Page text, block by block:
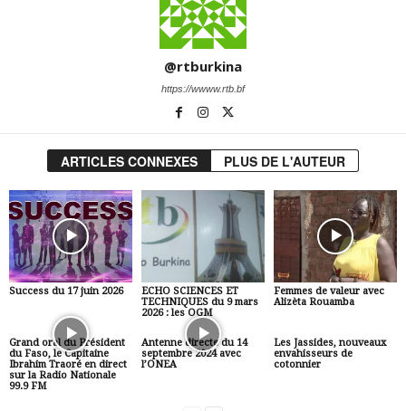
@rtburkina
https://wwww.rtb.bf
ARTICLES CONNEXES PLUS DE L'AUTEUR
Success du 17 juin 2026
ECHO SCIENCES ET
TECHNIQUES du 9 mars
2026 : les OGM
Femmes de valeur avec
Alizèta Rouamba
Grand oral du Président
du Faso, le Capitaine
Ibrahim Traoré en direct
sur la Radio Nationale
99.9 FM
Antenne directe du 14
septembre 2024 avec
l’ONEA
Les Jassides, nouveaux
envahisseurs de
cotonnier